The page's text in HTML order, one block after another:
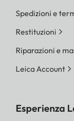
Spedizioni e
Restituzioni
Riparazioni e
Leica Account
Esperienza